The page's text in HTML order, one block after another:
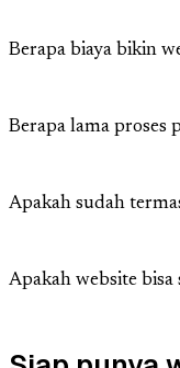
Berapa biaya bikin
Berapa lama proses
Apakah sudah
Apakah website bisa